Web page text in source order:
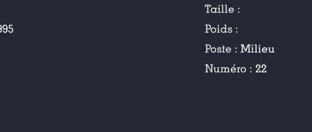
Taille :
Poids :
Poste :Milieu
Numéro :22